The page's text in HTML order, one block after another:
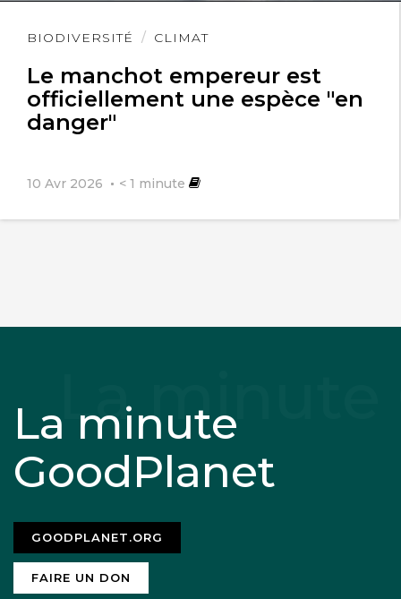
BIODIVERSITÉ CLIMAT
Le manchot empereur est
officiellement une espèce "en
danger"
10 Avr 2026 < 1 minute
Lire
La minute
GoodPlanet
GOODPLANET.ORG
FAIRE UN DON